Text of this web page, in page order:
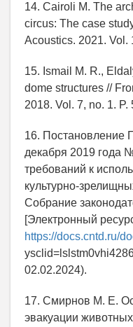
14. Cairoli M. The
circus: The case
Acoustics. 2021.
15. Ismail M. R.,
dome structures //
2018. Vol. 7, no. 1. P.
16. Постановление
декабря 2019 года
требований к
культурно-
Собрание
[Электронный
https://docs.cntd.ru/
02.02.2024).
17. Смирнов М. Е.
эвакуации